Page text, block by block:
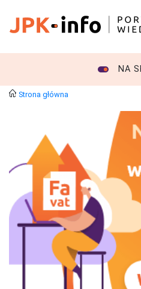
NA
Strona główna